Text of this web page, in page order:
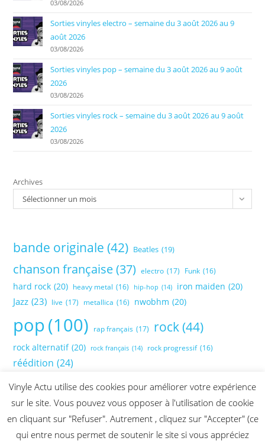
03/08/2026
Sorties vinyles electro – semaine du 3 août 2026 au 9
août 2026
03/08/2026
Sorties vinyles pop – semaine du 3 août 2026 au 9 août
2026
03/08/2026
Sorties vinyles rock – semaine du 3 août 2026 au 9 août
2026
03/08/2026
Archives
Sélectionner un mois
bande originale (42) Beatles (19)
chanson française (37) electro (17) Funk (16)
hard rock (20) heavy metal (16) hip-hop (14) iron maiden (20)
Jazz (23) live (17) metallica (16) nwobhm (20)
pop(100) rap français (17) rock(44)
rock alternatif (20) rock français (14) rock progressif (16)
réédition (24)
Vinyle Actu utilise des cookies pour améliorer votre expérience
sur le site. Vous pouvez vous opposer à l'utilisation de cookie
en cliquant sur "Refuser". Autrement , cliquez sur "Accepter" (ce
qui entre nous permet de soutenir le site si vous appréciez